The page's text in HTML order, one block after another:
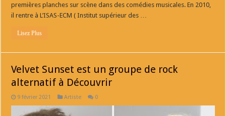
premières planches sur scène dans des comédies musicales. En 2010,
il rentre à L’ISAS-ECM ( Institut supérieur des …
Lisez Plus
Velvet Sunset est un groupe de rock
alternatif à Découvrir
9 février 2021 Artiste 0